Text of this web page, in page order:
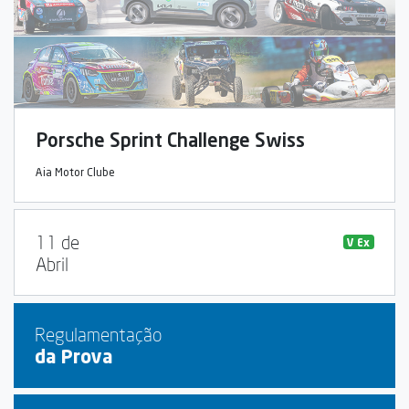
Porsche Sprint Challenge Swiss
Aia Motor Clube
11 de
Abril
V Ex
Regulamentação
da Prova